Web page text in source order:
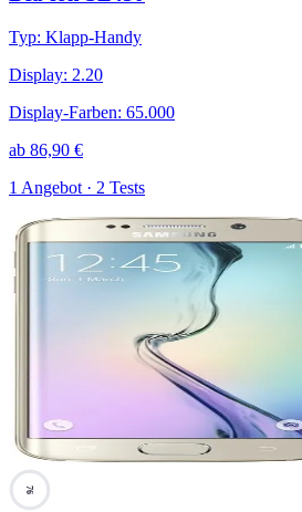
Typ: Klapp-Handy
Display: 2.20
Display-Farben: 65.000
ab 86,90 €
1 Angebot · 2 Tests
76